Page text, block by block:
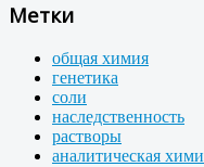
Метки
общая химия
генетика
соли
наследственность
растворы
аналитическая